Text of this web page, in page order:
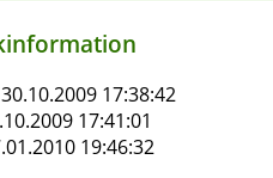
17:38:42
17:41:01
19:46:32